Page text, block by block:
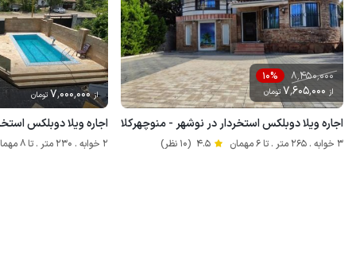
8٬450٬000 10%
از 7٬605٬000 تومان
اجاره ویلا دوبلکس استخردار در نوشهر - منوچهرکلا
3 خوابه . 265 متر . تا 6 مهمان 4.5 (10 نظر)
از 7٬000٬000 تومان
اجاره ویلا دوبلکس
2 خوابه . 230 متر . تا 8 مهمان